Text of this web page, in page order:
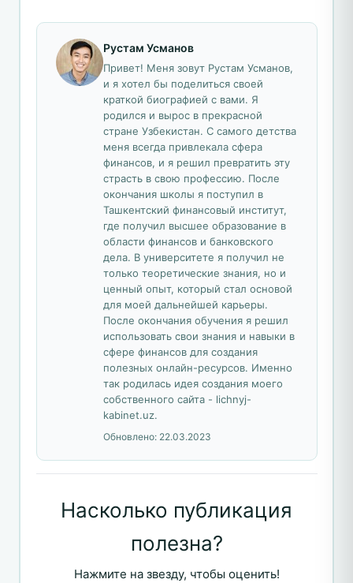
Рустам Усманов
Привет! Меня зовут Рустам Усманов,
и я хотел бы поделиться своей
краткой биографией с вами. Я
родился и вырос в прекрасной
стране Узбекистан. С самого детства
меня всегда привлекала сфера
финансов, и я решил превратить эту
страсть в свою профессию. После
окончания школы я поступил в
Ташкентский финансовый институт,
где получил высшее образование в
области финансов и банковского
дела. В университете я получил не
только теоретические знания, но и
ценный опыт, который стал основой
для моей дальнейшей карьеры.
После окончания обучения я решил
использовать свои знания и навыки в
сфере финансов для создания
полезных онлайн-ресурсов. Именно
так родилась идея создания моего
собственного сайта - lichnyj-
kabinet.uz.
Обновлено: 22.03.2023
Насколько публикация
полезна?
Нажмите на звезду, чтобы оценить!